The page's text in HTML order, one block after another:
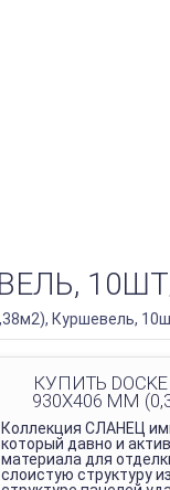
Куршевель,
КУПИТЬ
930Х406 ММ
Коллекция СЛАНЕЦ
который давно и
материала для
слоистую структуру